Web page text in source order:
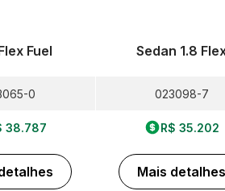
Fuel
0
38.787
Sedan 1.8
023098-7
R$ 35.202
Mais detalhes